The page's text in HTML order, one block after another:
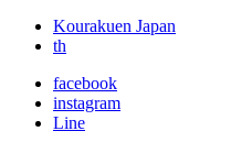
Kourakuen Japan
th
facebook
instagram
Line